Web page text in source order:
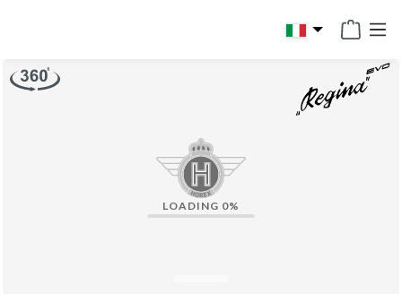
content
360°
LOADING 0%